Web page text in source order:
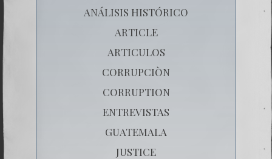
ANÁLISIS HISTÓRICO
ARTICLE
ARTICULOS
CORRUPCIÒN
CORRUPTION
ENTREVISTAS
GUATEMALA
JUSTICE